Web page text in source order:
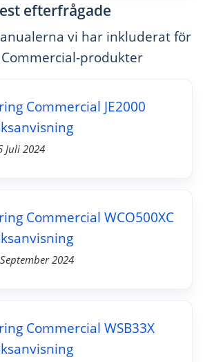
efterfrågade
vi har inkluderat för
produkter
Commercial JE2000
Juli 2024
Commercial WCO500XC
2024
Commercial WSB33X